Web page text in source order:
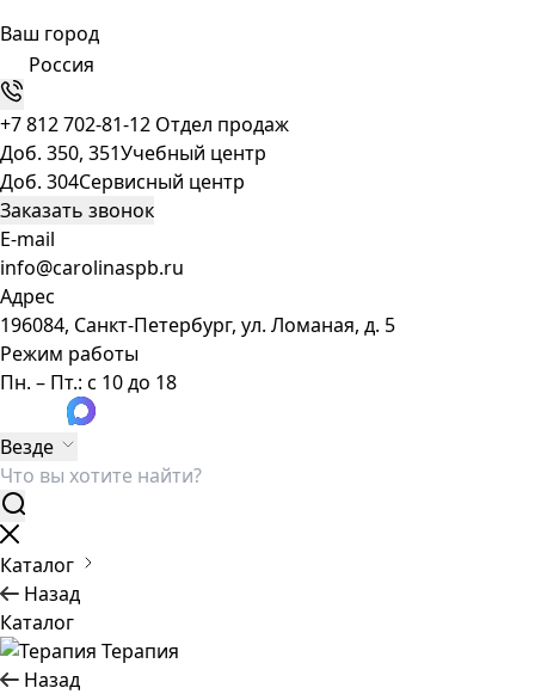
Ваш город
Россия
+7 812 702-81-12 Отдел продаж
Доб. 350, 351Учебный центр
Доб. 304Сервисный центр
Заказать звонок
E-mail
info@carolinaspb.ru
Адрес
196084, Санкт-Петербург, ул. Ломаная, д. 5
Режим работы
Пн. – Пт.: с 10 до 18
Везде
Каталог
Назад
Каталог
Терапия
Назад